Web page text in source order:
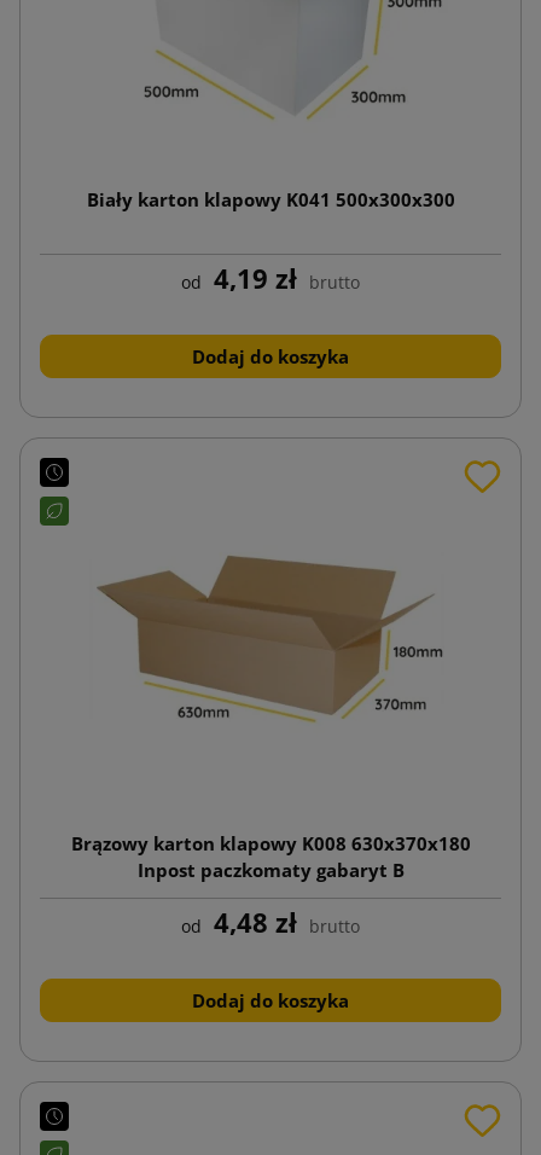
Biały karton klapowy K041 500x300x300
od 4,19 zł brutto
Dodaj do koszyka
Brązowy karton klapowy K008 630x370x180
Inpost paczkomaty gabaryt B
od 4,48 zł brutto
Dodaj do koszyka